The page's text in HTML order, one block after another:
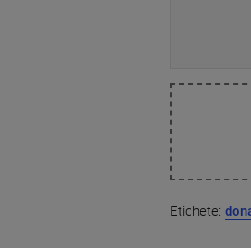
Etichete: